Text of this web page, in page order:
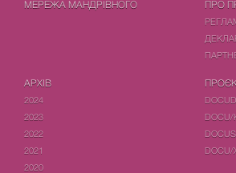
МЕРЕЖА МАНДРІВНОГО ПРО
АРХІВ
2024
2023
2022
2021
2020
DOCU/